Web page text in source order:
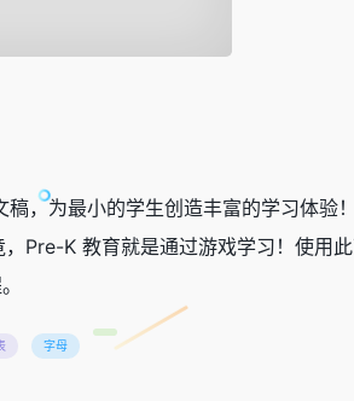
，为最小的学生创造丰富的学习体验
Pre-K 教育就是通过游戏学习！使用
字母